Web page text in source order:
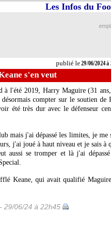
publié le29/06/2024 à
Les Infos du
s'en veut
à l'été 2019, Harry Maguire(31
compter sur le soutien de
été très dur avec le défenseur
mais j'ai dépassé les limites, je me
j'ai joué à haut niveau et je sais à
aussi se tromper et là j'ai
Keane, qui avait qualifié
29/06/24 à 22h45